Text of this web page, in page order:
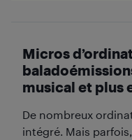
Micros
musical et plus
De nombreux
intégré. Mais